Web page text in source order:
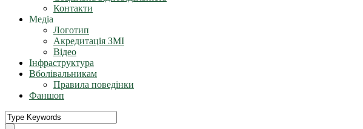
Контакти
Медіа
Логотип
Акредитація ЗМІ
Відео
Інфраструктура
Вболівальникам
Правила поведінки
Фаншоп